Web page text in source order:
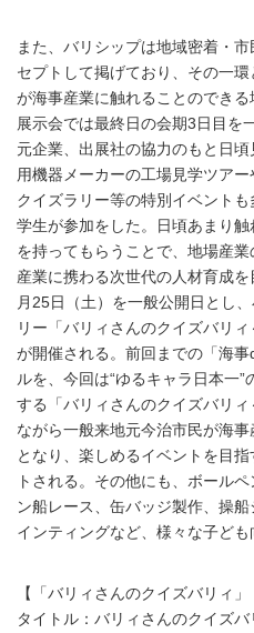
また、バリシップは地域密着・
セプトして掲げており、その一
が海事産業に触れることのでき
展示会では最終日の会期3日目を
元企業、出展社の協力のもと日
用機器メーカーの工場見学ツアー
クイズラリー等の特別イベントも
学生が参加をした。日頃あまり
を持ってもらうことで、地場産
産業に携わる次世代の人材育成
月25日（土）を一般公開日とし
リー「バリィさんのクイズバリ
が開催される。前回までの「海
ルを、今回は“ゆるキャラ日本一
する「バリィさんのクイズバリ
ながら一般来地元今治市民が海
となり、楽しめるイベントを目
トされる。その他にも、ボール
ン船レース、缶バッジ製作、操
インティングなど、様々な子ども
【「バリィさんのクイズバリィ
タイトル：バリィさんのクイズバ